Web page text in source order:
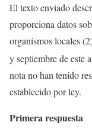
El texto enviado
proporciona datos
organismos locales
y septiembre de este
nota no han tenido
establecido por ley.
Primera respuesta